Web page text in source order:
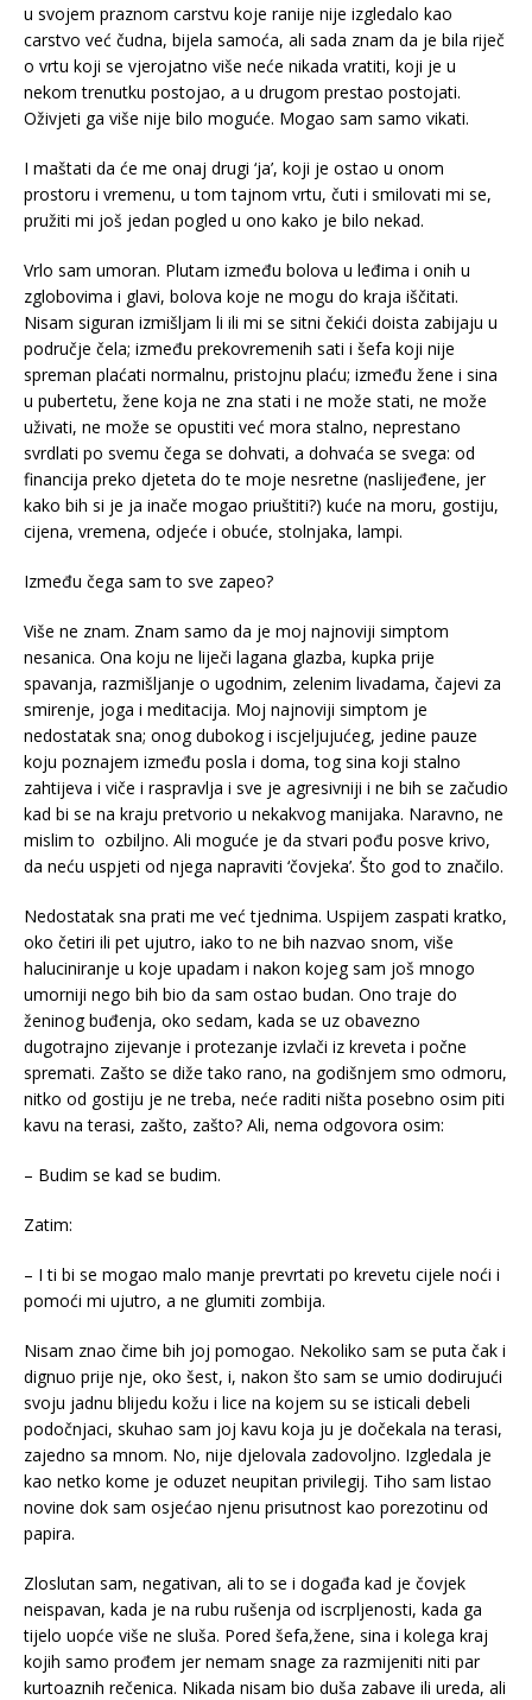
u svojem praznom carstvu koje ranije nije izgledalo kao
carstvo već čudna, bijela samoća, ali sada znam da je bila riječ
o vrtu koji se vjerojatno više neće nikada vratiti, koji je u
nekom trenutku postojao, a u drugom prestao postojati.
Oživjeti ga više nije bilo moguće. Mogao sam samo vikati.
I maštati da će me onaj drugi ‘ja’, koji je ostao u onom
prostoru i vremenu, u tom tajnom vrtu, čuti i smilovati mi se,
pružiti mi još jedan pogled u ono kako je bilo nekad.
Vrlo sam umoran. Plutam između bolova u leđima i onih u
zglobovima i glavi, bolova koje ne mogu do kraja iščitati.
Nisam siguran izmišljam li ili mi se sitni čekići doista zabijaju u
područje čela; između prekovremenih sati i šefa koji nije
spreman plaćati normalnu, pristojnu plaću; između žene i sina
u pubertetu, žene koja ne zna stati i ne može stati, ne može
uživati, ne može se opustiti već mora stalno, neprestano
svrdlati po svemu čega se dohvati, a dohvaća se svega: od
financija preko djeteta do te moje nesretne (naslijeđene, jer
kako bih si je ja inače mogao priuštiti?) kuće na moru, gostiju,
cijena, vremena, odjeće i obuće, stolnjaka, lampi.
Između čega sam to sve zapeo?
Više ne znam. Znam samo da je moj najnoviji simptom
nesanica. Ona koju ne liječi lagana glazba, kupka prije
spavanja, razmišljanje o ugodnim, zelenim livadama, čajevi za
smirenje, joga i meditacija. Moj najnoviji simptom je
nedostatak sna; onog dubokog i iscjeljujućeg, jedine pauze
koju poznajem između posla i doma, tog sina koji stalno
zahtijeva i viče i raspravlja i sve je agresivniji i ne bih se začudio
kad bi se na kraju pretvorio u nekakvog manijaka. Naravno, ne
mislim to ozbiljno. Ali moguće je da stvari pođu posve krivo,
da neću uspjeti od njega napraviti ‘čovjeka’. Što god to značilo.
Nedostatak sna prati me već tjednima. Uspijem zaspati kratko,
oko četiri ili pet ujutro, iako to ne bih nazvao snom, više
haluciniranje u koje upadam i nakon kojeg sam još mnogo
umorniji nego bih bio da sam ostao budan. Ono traje do
ženinog buđenja, oko sedam, kada se uz obavezno
dugotrajno zijevanje i protezanje izvlači iz kreveta i počne
spremati. Zašto se diže tako rano, na godišnjem smo odmoru,
nitko od gostiju je ne treba, neće raditi ništa posebno osim piti
kavu na terasi, zašto, zašto? Ali, nema odgovora osim:
– Budim se kad se budim.
Zatim:
– I ti bi se mogao malo manje prevrtati po krevetu cijele noći i
pomoći mi ujutro, a ne glumiti zombija.
Nisam znao čime bih joj pomogao. Nekoliko sam se puta čak i
dignuo prije nje, oko šest, i, nakon što sam se umio dodirujući
svoju jadnu blijedu kožu i lice na kojem su se isticali debeli
podočnjaci, skuhao sam joj kavu koja ju je dočekala na terasi,
zajedno sa mnom. No, nije djelovala zadovoljno. Izgledala je
kao netko kome je oduzet neupitan privilegij. Tiho sam listao
novine dok sam osjećao njenu prisutnost kao porezotinu od
papira.
Zloslutan sam, negativan, ali to se i događa kad je čovjek
neispavan, kada je na rubu rušenja od iscrpljenosti, kada ga
tijelo uopće više ne sluša. Pored šefa,žene, sina i kolega kraj
kojih samo prođem jer nemam snage za razmijeniti niti par
kurtoaznih rečenica. Nikada nisam bio duša zabave ili ureda, ali